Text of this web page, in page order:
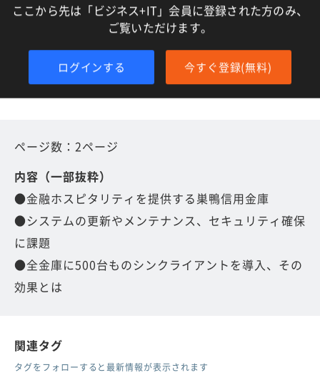
ここから先は「ビジネス+IT」会員に登録された方のみ、
ご覧いただけます。
ログインする 今すぐ登録(無料)
ページ数：2ページ
内容（一部抜粋）
●金融ホスピタリティを提供する巣鴨信用金庫
●システムの更新やメンテナンス、セキュリティ確保
に課題
●全金庫に500台ものシンクライアントを導入、その
効果とは
関連タグ
タグをフォローすると最新情報が表示されます